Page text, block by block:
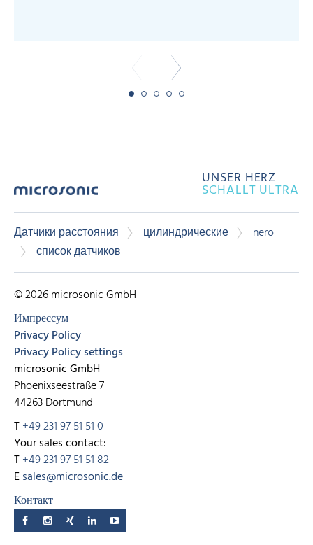
UNSER HERZ
SCHALLT ULTRA
Датчики расстояния цилиндрические
nero
список датчиков
© 2026 microsonic GmbH
Импрессум
Privacy Policy
Privacy Policy settings
microsonic GmbH
Phoenixseestraße 7
44263 Dortmund
T+49 231 97 51 51 0
Your sales contact:
T+49 231 97 51 51 82
Esales@microsonic.de
Контакт